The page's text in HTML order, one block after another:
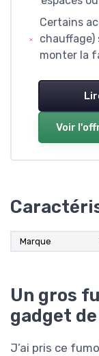
Certains
monter la
Voir
Marque
Un gros
gadget
J’ai pris ce